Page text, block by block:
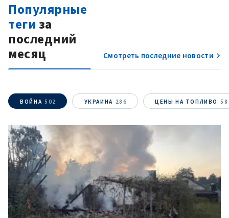
Популярные
теги за
последний
месяц
Смотреть последние новости
ВОЙНА 502 УКРАИНА 286 ЦЕНЫ НА ТОПЛИВО 58
МОЯ НОВОСТЬ
Заголовок новости
Фотография
+ Загрузить
изображение
Ссылка на медиа
+ Добавить ссылку на